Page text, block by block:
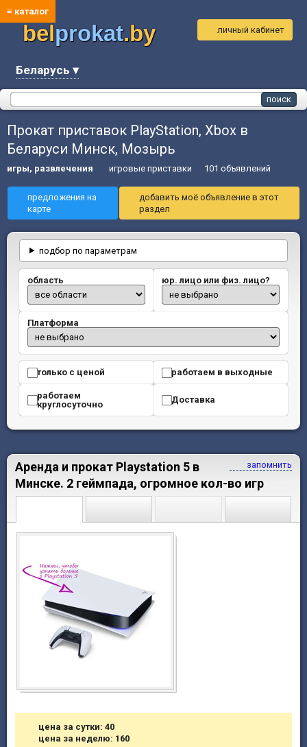
≡ каталог
belprokat.by
Беларусь ▾
личный кабинет
Прокат приставок PlayStation, Xbox в
Беларуси Минск, Мозырь
игры, развлечения игровые приставки 101 объявлений
предложения на
карте
добавить моё объявление в этот
раздел
подбор по параметрам
область юр. лицо или физ. лицо?
Платформа
только с ценой работаем в выходные
работаем
круглосуточно
Доставка
запомнить
Аренда и прокат Playstation 5 в
Минске. 2 геймпадa, огромное кол-во игр
цена за сутки: 40
цена за неделю: 160